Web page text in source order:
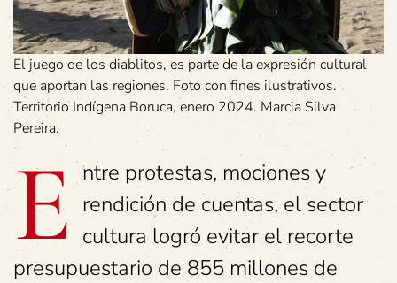
El juego de los diablitos, es parte de la expresión cultural
que aportan las regiones. Foto con fines ilustrativos.
Territorio Indígena Boruca, enero 2024. Marcia Silva
Pereira.
E ntre protestas, mociones y
rendición de cuentas, el sector
cultura logró evitar el recorte
presupuestario de 855 millones de